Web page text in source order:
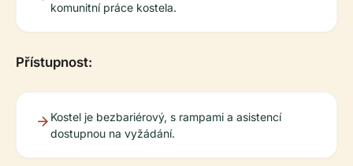
komunitní práce kostela.
Přístupnost:
Kostel je bezbariérový, s rampami a asistencí
dostupnou na vyžádání.